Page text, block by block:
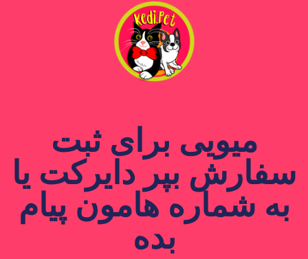
میویی برای ثبت
سفارش بپر دایرکت یا
به شماره هامون پیام
بده